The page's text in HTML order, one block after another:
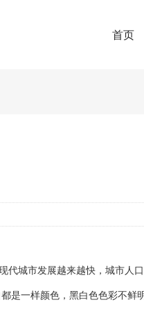
首页
代城市发展越来越快，城市人
是一样颜色，黑白色色彩不